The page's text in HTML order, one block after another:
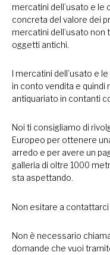
mercatini dell’usato e le
concreta del valore dei
mercatini dell’usato
oggetti antichi.
I mercatini dell’usato e
in conto vendita e quindi
antiquariato in contanti
Noi ti consigliamo di
Europeo per ottenere
arredo e per avere un
galleria di oltre 1000
sta aspettando.
Non esitare a contattarci
Non è necessario
domande che vuoi